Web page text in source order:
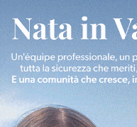
Più lette